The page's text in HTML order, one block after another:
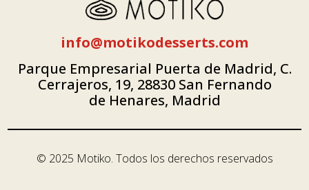
info@motikodesserts.com
Parque Empresarial Puerta de Madrid, C.
Cerrajeros, 19, 28830 San Fernando
de Henares, Madrid
© 2025 Motiko. Todos los derechos reservados